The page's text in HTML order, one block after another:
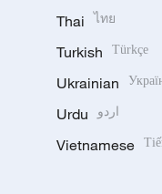
Thai ไทย
Turkish Türkçe
Ukrainian
Urdu اردو
Vietnamese